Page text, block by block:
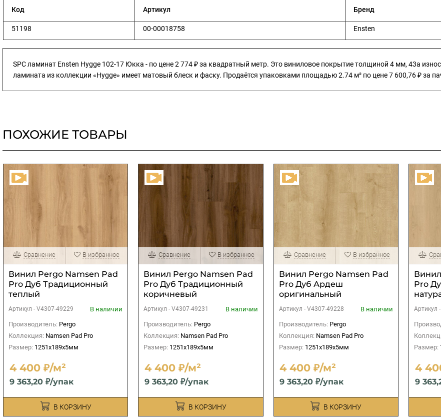
Код Артикул Бренд
51198 00-00018758 Ensten
SPC ламинат Ensten Hygge 102-17 Юкка - по цене 2 774 ₽ за квадратный метр. Это виниловое покрытие толщиной 4 мм, 43а
ламината из коллекции «Hygge» имеет матовый блеск и фаску. Продаётся упаковками площадью 2.74 м² по цене 7 600,76 ₽ за
ПОХОЖИЕ ТОВАРЫ
Винил Pergo Namsen Pad
Pro Дуб Традиционный
теплый
Артикул - V4307-49229
В наличии
Производитель: Pergo
Коллекция: Namsen Pad Pro
Размер: 1251x189x5мм
4 400 ₽/м²
9 363,20 ₽/упак
В КОРЗИНУ
Сравнение В избранное
Винил Pergo Namsen Pad
Pro Дуб Традиционный
коричневый
Артикул -V4307-49231
В наличии
Производитель: Pergo
Коллекция: Namsen Pad Pro
Размер: 1251x189x5мм
4 400 ₽/м²
9 363,20 ₽/упак
В КОРЗИНУ
Сравнение В избранное
Винил Pergo Namsen Pad
Pro Дуб Ардеш
оригинальный
Артикул - V4307-49228
В наличии
Производитель: Pergo
Коллекция: Namsen Pad Pro
Размер: 1251x189x5мм
4 400 ₽/м²
9 363,20 ₽/упак
В КОРЗИНУ
Сравнение В избранное
Pro
Артикул
Размер:
4
9